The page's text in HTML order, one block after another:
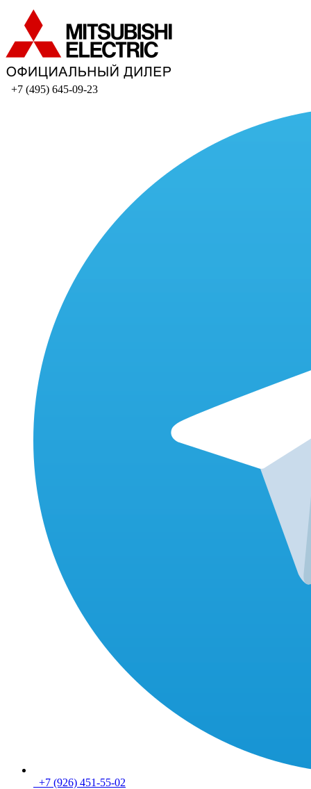
+7 (495) 645-09-23
+7 (926) 451-55-02